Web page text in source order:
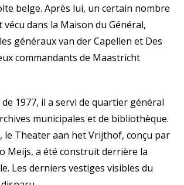
belge. Après lui, un certain nombre
dans la Maison du Général,
généraux van der Capellen et Des
commandants de Maastricht
de 1977, il a servi de quartier général
municipales et de bibliothèque.
le Theater aan het Vrijthof, conçu par
Meijs, a été construit derrière la
Les derniers vestiges visibles du